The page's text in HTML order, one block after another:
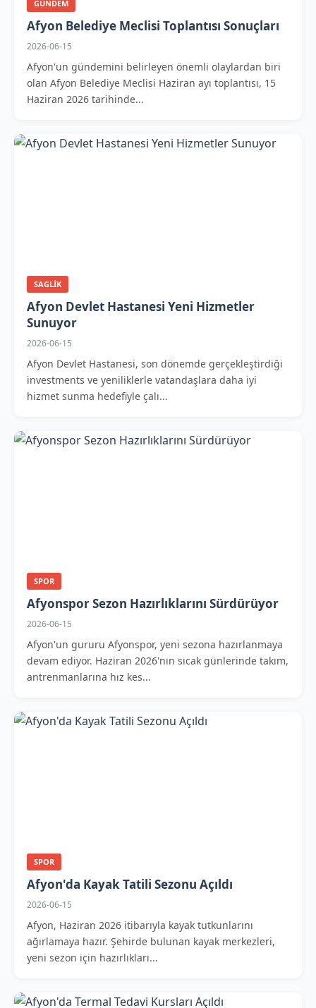
GUNDEM
Afyon Belediye Meclisi Toplantısı Sonuçları
2026-06-15
Afyon'un gündemini belirleyen önemli olaylardan biri
olan Afyon Belediye Meclisi Haziran ayı toplantısı, 15
Haziran 2026 tarihinde...
SAGLIK
Afyon Devlet Hastanesi Yeni Hizmetler
Sunuyor
2026-06-15
Afyon Devlet Hastanesi, son dönemde gerçekleştirdiği
investments ve yeniliklerle vatandaşlara daha iyi
hizmet sunma hedefiyle çalı...
SPOR
Afyonspor Sezon Hazırlıklarını Sürdürüyor
2026-06-15
Afyon'un gururu Afyonspor, yeni sezona hazırlanmaya
devam ediyor. Haziran 2026'nın sıcak günlerinde takım,
antrenmanlarına hız kes...
SPOR
Afyon'da Kayak Tatili Sezonu Açıldı
2026-06-15
Afyon, Haziran 2026 itibarıyla kayak tutkunlarını
ağırlamaya hazır. Şehirde bulunan kayak merkezleri,
yeni sezon için hazırlıkları...